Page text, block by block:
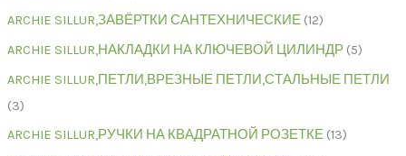
ARCHIE SILLUR,ЗАВЁРТКИ САНТЕХНИЧЕСКИЕ 12
ARCHIE SILLUR,НАКЛАДКИ НА КЛЮЧЕВОЙ ЦИЛИНДР 5
ARCHIE SILLUR,ПЕТЛИ,ВРЕЗНЫЕ ПЕТЛИ,СТАЛЬНЫЕ ПЕТЛИ
3
ARCHIE SILLUR,РУЧКИ НА КВАДРАТНОЙ РОЗЕТКЕ 13